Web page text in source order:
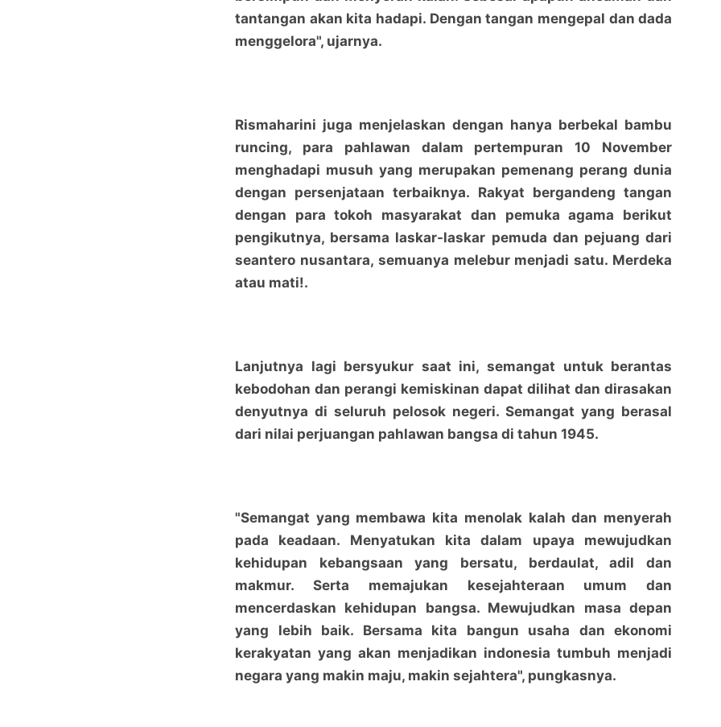
tantangan akan kita hadapi. Dengan tangan mengepal dan dada
menggelora", ujarnya.
Rismaharini juga menjelaskan dengan hanya berbekal bambu
runcing, para pahlawan dalam pertempuran 10 November
menghadapi musuh yang merupakan pemenang perang dunia
dengan persenjataan terbaiknya. Rakyat bergandeng tangan
dengan para tokoh masyarakat dan pemuka agama berikut
pengikutnya, bersama laskar-laskar pemuda dan pejuang dari
seantero nusantara, semuanya melebur menjadi satu. Merdeka
atau mati!.
Lanjutnya lagi bersyukur saat ini, semangat untuk berantas
kebodohan dan perangi kemiskinan dapat dilihat dan dirasakan
denyutnya di seluruh pelosok negeri. Semangat yang berasal
dari nilai perjuangan pahlawan bangsa di tahun 1945.
"Semangat yang membawa kita menolak kalah dan menyerah
pada keadaan. Menyatukan kita dalam upaya mewujudkan
kehidupan kebangsaan yang bersatu, berdaulat, adil dan
makmur. Serta memajukan kesejahteraan umum dan
mencerdaskan kehidupan bangsa. Mewujudkan masa depan
yang lebih baik. Bersama kita bangun usaha dan ekonomi
kerakyatan yang akan menjadikan indonesia tumbuh menjadi
negara yang makin maju, makin sejahtera", pungkasnya.